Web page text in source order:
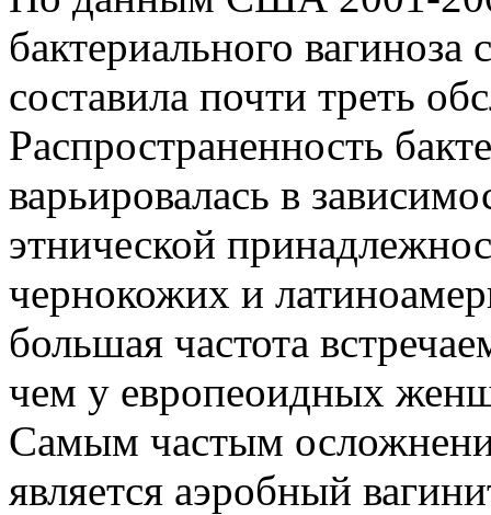
бактериального
составила почти треть
Распространенность
варьировалась в
этнической
чернокожих и
большая частота
чем у европеоидных
Самым частым
является аэробный